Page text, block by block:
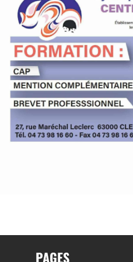
PAGES